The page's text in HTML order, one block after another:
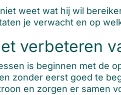
weet wat hij wil
je verwacht en op
verbeteren
is beginnen met de
zonder eerst goed te
en zorgen er samen